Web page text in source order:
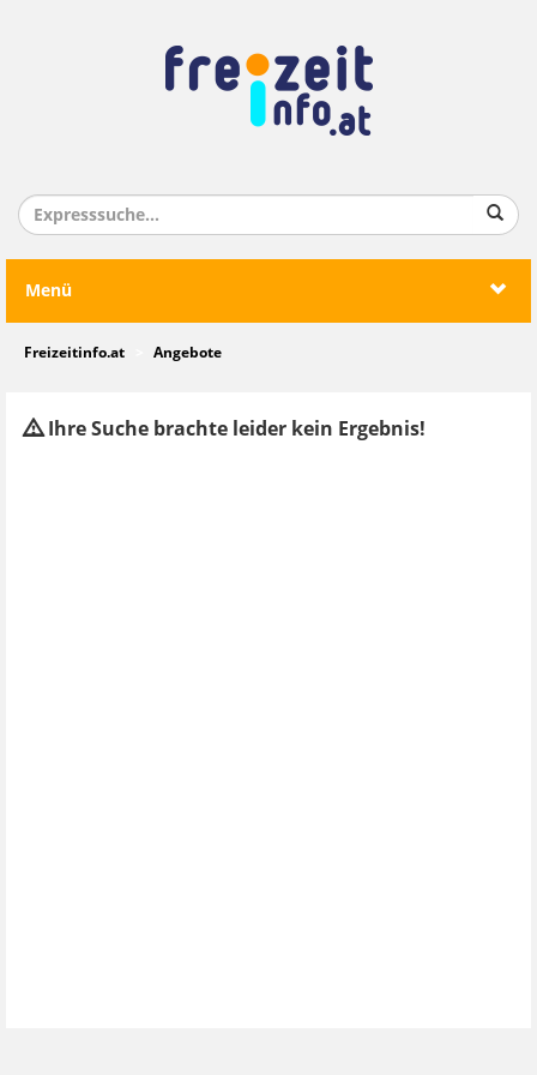
Menü
Freizeitinfo.at Angebote
Ihre Suche brachte leider kein Ergebnis!